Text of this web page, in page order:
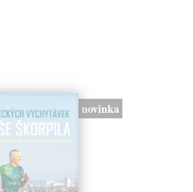
novinka